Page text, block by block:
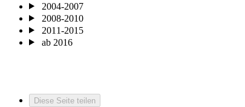
2004-2007
2008-2010
2011-2015
ab 2016
Diese Seite teilen